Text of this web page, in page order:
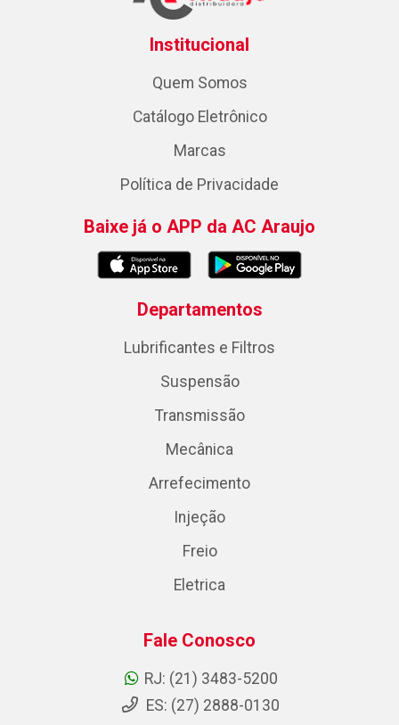
Institucional
Quem Somos
Catálogo Eletrônico
Marcas
Política de Privacidade
Baixe já o APP da AC Araujo
Departamentos
Lubrificantes e Filtros
Suspensão
Transmissão
Mecânica
Arrefecimento
Injeção
Freio
Eletrica
Fale Conosco
RJ: (21) 3483-5200
ES: (27) 2888-0130